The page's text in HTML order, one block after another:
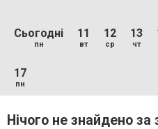
Сьогодні
пн
11
вт
12
ср
13
чт
17
пн
Нічого не знайдено за